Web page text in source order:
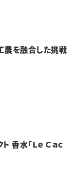
を融合した挑戦
香水「Ｌｅ Ｃａｃ